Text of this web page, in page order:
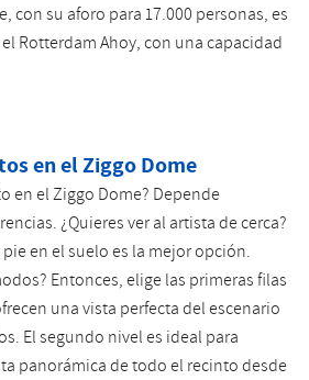
con su aforo para 17.000 personas, es
Rotterdam Ahoy, con una capacidad
en el Ziggo Dome
en el Ziggo Dome? Depende
¿Quieres ver al artista de cerca?
en el suelo es la mejor opción.
Entonces, elige las primeras filas
una vista perfecta del escenario
El segundo nivel es ideal para
panorámica de todo el recinto desde